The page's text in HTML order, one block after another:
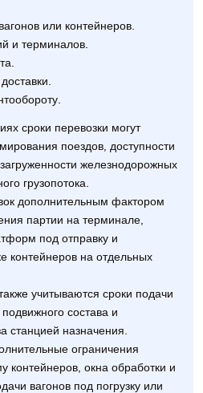
или контейнеров.
и терминалов.
сроки перевозки могут
поездов, доступности
железнодорожных
грузопотока.
дополнительным фактором
партии на терминале,
под отправку и
контейнеров на отдельных
учитываются сроки подачи
состава и
станцией назначения.
ограничения
контейнеров, окна обработки и
вагонов под погрузку или